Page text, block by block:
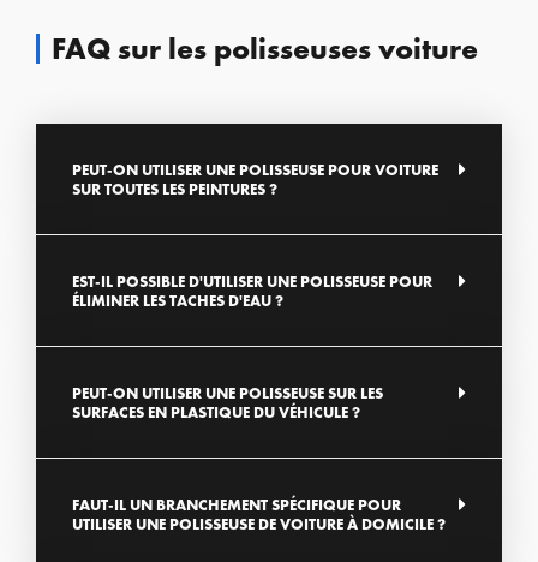
FAQ sur les polisseuses voiture
PEUT-ON UTILISER UNE POLISSEUSE POUR VOITURE
SUR TOUTES LES PEINTURES ?
EST-IL POSSIBLE D'UTILISER UNE POLISSEUSE POUR
ÉLIMINER LES TACHES D'EAU ?
PEUT-ON UTILISER UNE POLISSEUSE SUR LES
SURFACES EN PLASTIQUE DU VÉHICULE ?
FAUT-IL UN BRANCHEMENT SPÉCIFIQUE POUR
UTILISER UNE POLISSEUSE DE VOITURE À DOMICILE ?